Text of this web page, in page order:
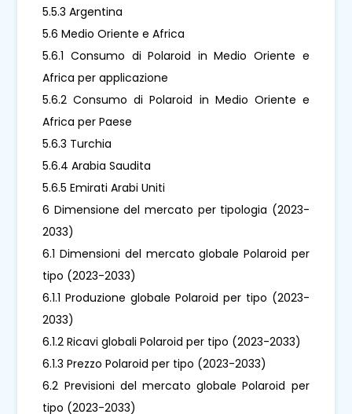
5.5.3 Argentina
5.6 Medio Oriente e Africa
5.6.1 Consumo di Polaroid in Medio Oriente e
Africa per applicazione
5.6.2 Consumo di Polaroid in Medio Oriente e
Africa per Paese
5.6.3 Turchia
5.6.4 Arabia Saudita
5.6.5 Emirati Arabi Uniti
6 Dimensione del mercato per tipologia (2023-
2033)
6.1 Dimensioni del mercato globale Polaroid per
tipo (2023-2033)
6.1.1 Produzione globale Polaroid per tipo (2023-
2033)
6.1.2 Ricavi globali Polaroid per tipo (2023-2033)
6.1.3 Prezzo Polaroid per tipo (2023-2033)
6.2 Previsioni del mercato globale Polaroid per
tipo (2023-2033)